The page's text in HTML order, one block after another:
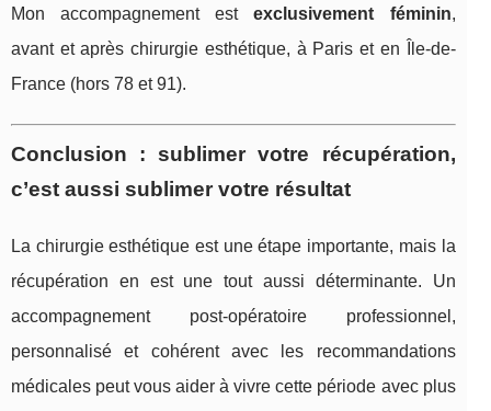
Mon accompagnement estexclusivement féminin,
avant et après chirurgie esthétique, à Paris et en Île-de-
France (hors 78 et 91).
Conclusion : sublimer votre récupération,
c’est aussi sublimer votre résultat
La chirurgie esthétique est une étape importante, mais la
récupération en est une tout aussi déterminante. Un
accompagnement post-opératoire professionnel,
personnalisé et cohérent avec les recommandations
médicales peut vous aider à vivre cette période avec plus